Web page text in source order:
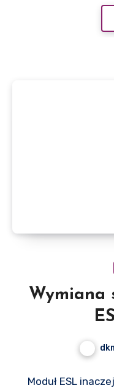
Wymiana
Moduł ESL